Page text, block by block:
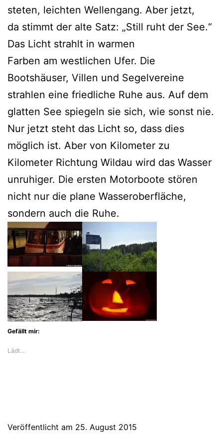
steten, leichten Wellengang. Aber jetzt,
da stimmt der alte Satz: „Still ruht der See.“
Das Licht strahlt in warmen
Farben am westlichen Ufer. Die
Bootshäuser, Villen und Segelvereine
strahlen eine friedliche Ruhe aus. Auf dem
glatten See spiegeln sie sich, wie sonst nie.
Nur jetzt steht das Licht so, dass dies
möglich ist. Aber von Kilometer zu
Kilometer Richtung Wildau wird das Wasser
unruhiger. Die ersten Motorboote stören
nicht nur die plane Wasseroberfläche,
sondern auch die Ruhe.
Gefällt mir:
Lädt…
Veröffentlicht am 25. August 2015